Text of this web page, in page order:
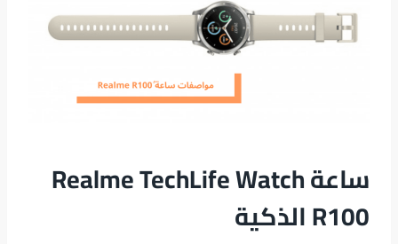
ساعة Realme TechLife Watch
R100 الذكية